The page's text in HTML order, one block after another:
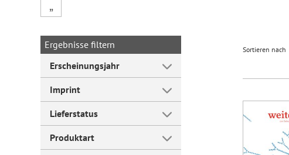
Forum Arbeitslehre
„
Ergebnisse filtern
Erscheinungsjahr
Imprint
Lieferstatus
Produktart
Sortieren nach